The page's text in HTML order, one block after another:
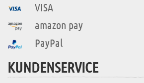
VISA
amazon pay
PayPal
KUNDENSERVICE